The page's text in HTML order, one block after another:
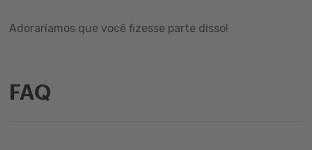
Adoraríamos que você fizesse parte disso!
FAQ